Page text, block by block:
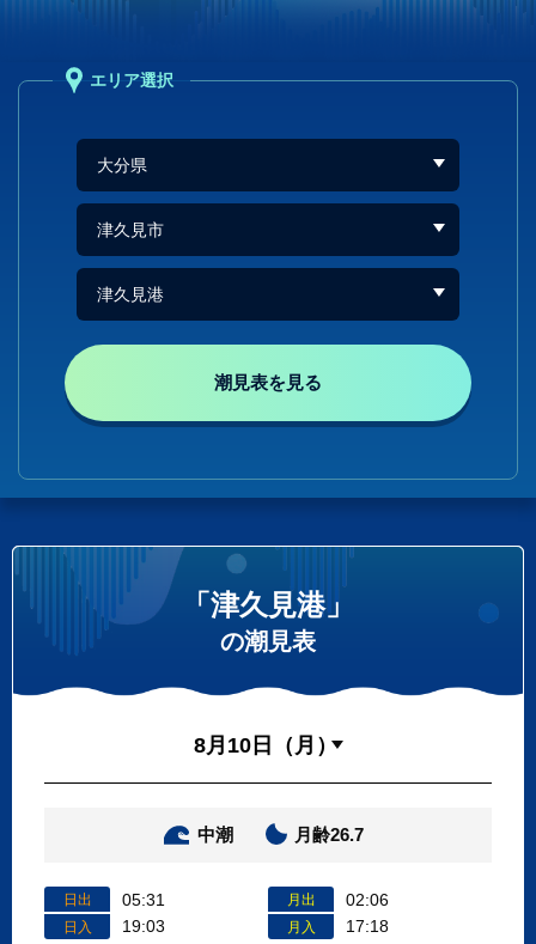
エリア選択
潮見表を見る
「津久見港」
の潮見表
中潮 月齢26.7
日出 05:31
日入 19:03
月出 02:06
月入 17:18